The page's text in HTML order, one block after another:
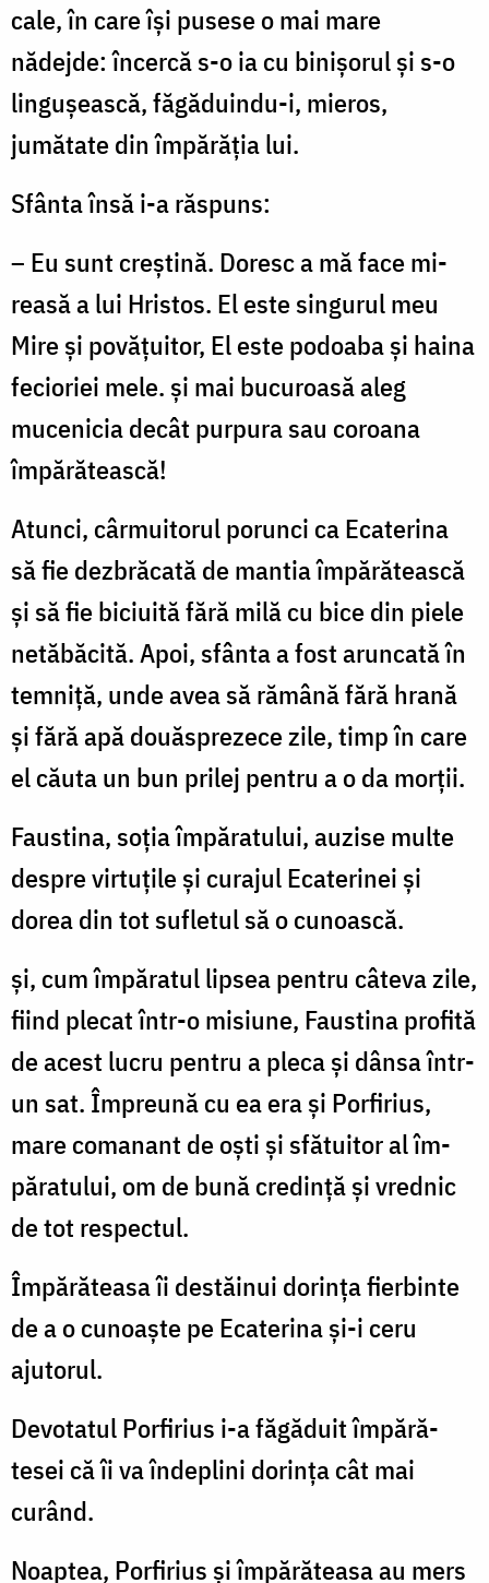
cale, în care își pusese o mai mare
nădejde: încercă s-o ia cu binișorul și s-o
lingușească, făgă­du­indu-i, mieros,
jumătate din împărăția lui.
Sfânta însă i-a răspuns:
– Eu sunt creștină. Doresc a mă face mi­
reasă a lui Hristos. El este singurul meu
Mire și povățuitor, El este podoaba și haina
fecioriei mele. și mai bucuroasă aleg
muce­nicia decât purpura sau coroana
împărătească!
Atunci, cârmuitorul porunci ca Ecaterina
să fie dezbrăcată de mantia împărătească
și să fie biciuită fără milă cu bice din piele
netăbăcită. Apoi, sfânta a fost aruncată în
temniță, unde avea să rămână fără hrană
și fără apă douăsprezece zile, timp în care
el căuta un bun prilej pentru a o da morții.
Faustina, soția împăratului, auzise multe
despre virtuțile și curajul Ecaterinei și
dorea din tot sufletul să o cunoască.
și, cum împăratul lipsea pentru câteva zile,
fiind plecat într-o misiune, Faustina profită
de acest lucru pentru a pleca și dânsa într-
un sat. Împreună cu ea era și Porfirius,
mare co­manant de oști și sfătuitor al îm­
păratului, om de bună credință și vrednic
de tot respectul.
Împărăteasa îi destăinui dorința fierbinte
de a o cunoaște pe Ecaterina și-i ceru
ajutorul.
Devotatul Porfirius i-a făgăduit împără­
tesei că îi va îndeplini dorința cât mai
curând.
Noaptea, Porfirius și împărăteasa au mers